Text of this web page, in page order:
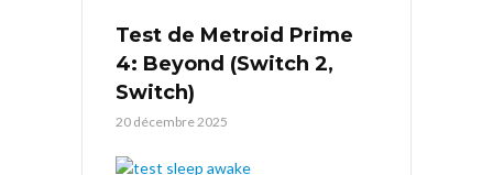
Test de Metroid Prime
4: Beyond (Switch 2,
Switch)
20 décembre 2025